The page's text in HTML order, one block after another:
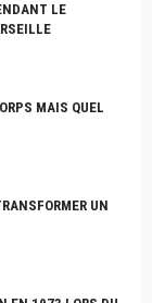
LE
MAIS QUEL
UN